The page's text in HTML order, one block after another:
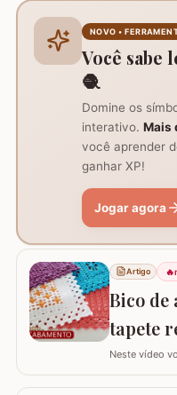
colcha inteira,
desafio que
NOVO •
Você sabe
🧶
Domine os
interativo. Mais
você aprender
ganhar XP!
Jogar agora
Artigo 🔥
Bico de
tapete
Neste vídeo
retangular ou